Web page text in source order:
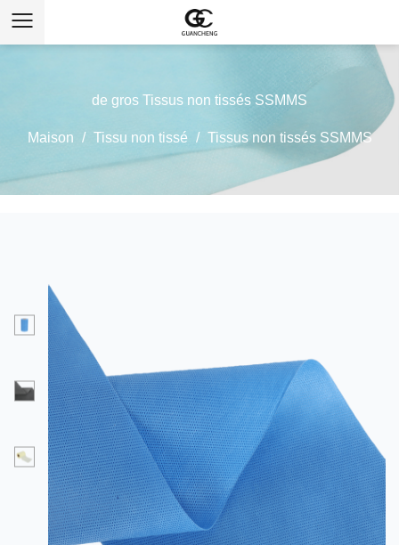
de gros Tissus non tissés SSMMS
Maison / Tissu non tissé / Tissus non tissés SSMMS